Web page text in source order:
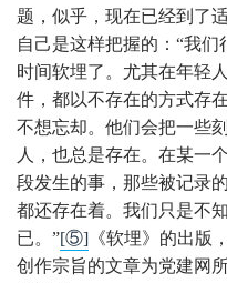
题，似乎，现在已经到了
自己是这样把握的：“我
时间软埋了。尤其在年轻
件，都以不存在的方式存
不想忘却。他们会把一些
人，也总是存在。在某一
段发生的事，那些被记录
都还存在着。我们只是不
已。”[⑤] 《软埋》的出版
创作宗旨的文章为党建网